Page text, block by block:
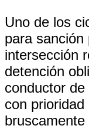
Uno de los
para sanción
intersección
detención
conductor
con
bruscamente